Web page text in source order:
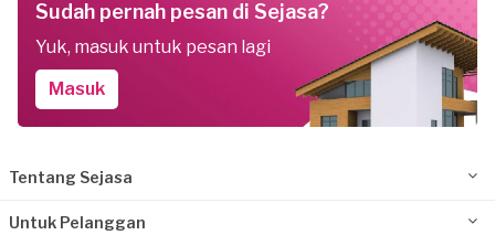
Sudah pernah pesan di Sejasa?
Yuk, masuk untuk pesan lagi
Masuk
Tentang Sejasa
Untuk Pelanggan